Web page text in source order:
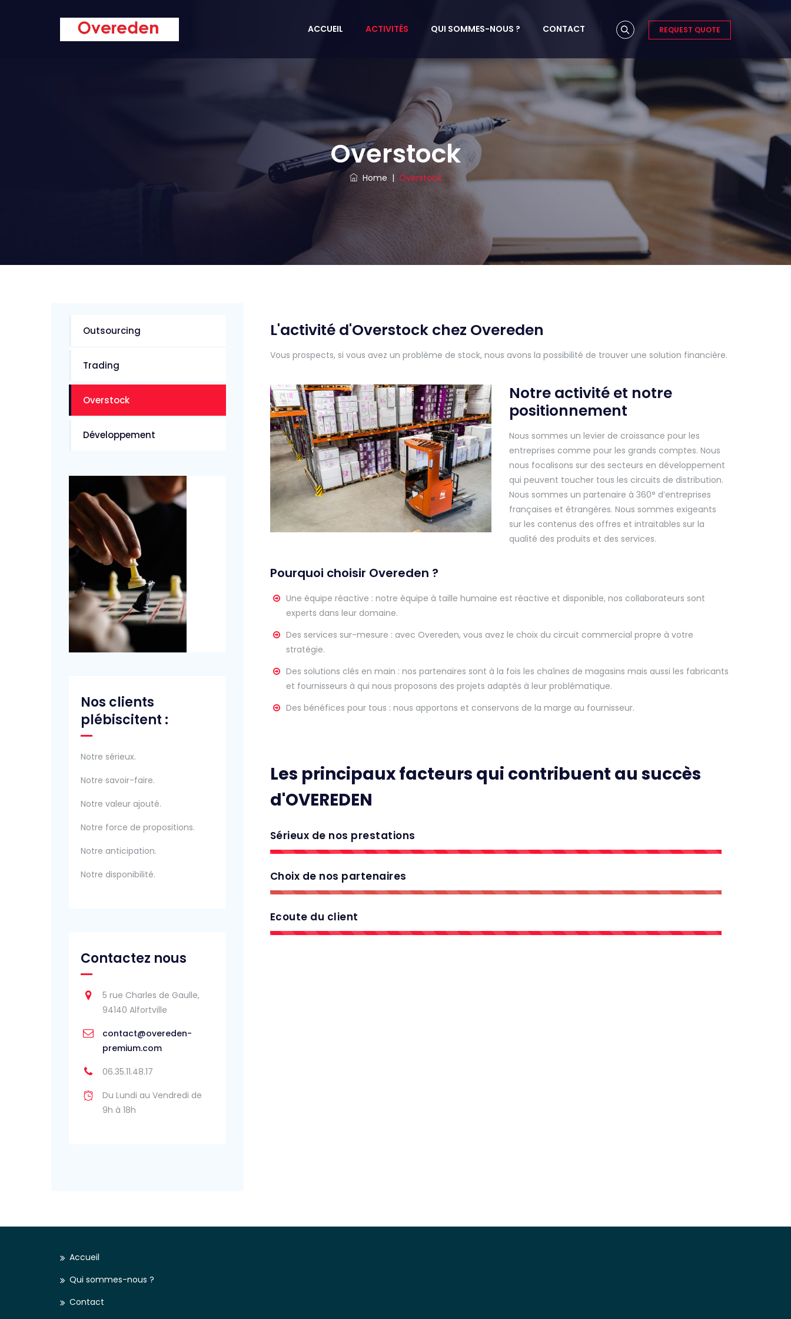
REQUEST QUOTE
ACCUEIL ACTIVITÉS QUI SOMMES-NOUS ? CONTACT
Overstock
Home | Overstock
L'activité d'Overstock chez Overeden
Vous prospects, si vous avez un problème de stock, nous avons la possibilité de trouver une solution financière.
Notre activité et notre
positionnement
Nous sommes un levier de croissance pour les
entreprises comme pour les grands comptes. Nous
nous focalisons sur des secteurs en développement
qui peuvent toucher tous les circuits de distribution.
Nous sommes un partenaire à 360° d’entreprises
françaises et étrangères. Nous sommes exigeants
sur les contenus des offres et intraitables sur la
qualité des produits et des services.
Pourquoi choisir Overeden ?
Une équipe réactive : notre équipe à taille humaine est réactive et disponible, nos collaborateurs sont
experts dans leur domaine.
Des services sur-mesure : avec Overeden, vous avez le choix du circuit commercial propre à votre
stratégie.
Des solutions clés en main : nos partenaires sont à la fois les chaînes de magasins mais aussi les fabricants
et fournisseurs à qui nous proposons des projets adaptés à leur problématique.
Des bénéfices pour tous : nous apportons et conservons de la marge au fournisseur.
Les principaux facteurs qui contribuent au succès
d'OVEREDEN
Sérieux de nos prestations
Choix de nos partenaires
Ecoute du client
Outsourcing
Trading
Overstock
Développement
Nos clients
plébiscitent :
Notre sérieux.
Notre savoir-faire.
Notre valeur ajouté.
Notre force de propositions.
Notre anticipation.
Notre disponibilité.
Contactez nous
5 rue Charles de Gaulle,
94140 Alfortville
contact@overeden-
premium.com
06.35.11.48.17
Du Lundi au Vendredi de
9h à 18h
Accueil
Qui sommes-nous ?
Contact